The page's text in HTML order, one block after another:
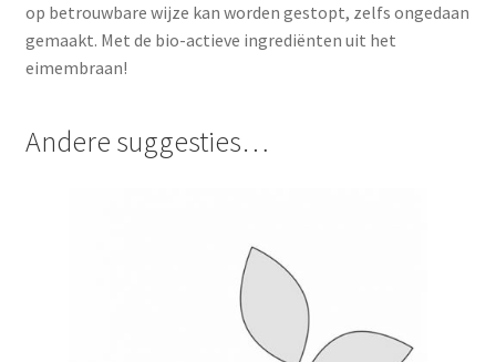
op betrouwbare wijze kan worden gestopt, zelfs ongedaan
gemaakt. Met de bio-actieve ingrediënten uit het
eimembraan!
Andere suggesties…